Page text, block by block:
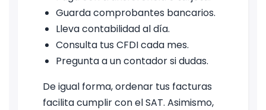
Guarda comprobantes bancarios.
Lleva contabilidad al día.
Consulta tus CFDI cada mes.
Pregunta a un contador si dudas.
De igual forma, ordenar tus facturas
facilita cumplir con el SAT. Asimismo,